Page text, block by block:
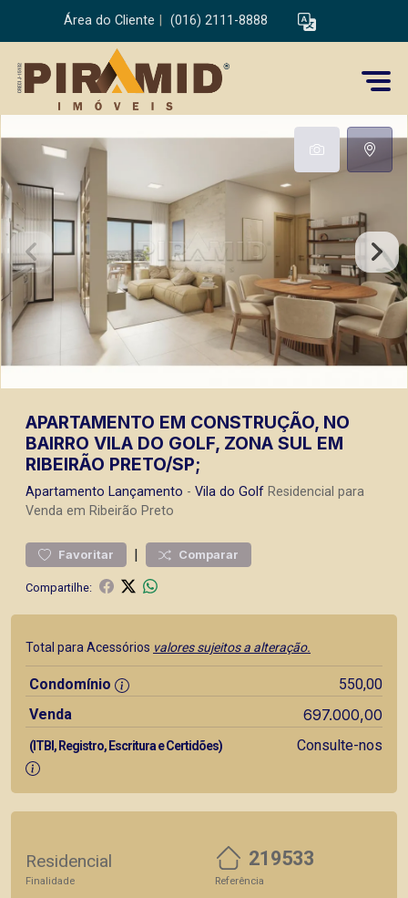
Área do Cliente (016) 2111-8888
APARTAMENTO EM CONSTRUÇÃO, NO
BAIRRO VILA DO GOLF, ZONA SUL EM
RIBEIRÃO PRETO/SP;
Apartamento Lançamento - Vila do Golf Residencial para
Venda em Ribeirão Preto
Favoritar | Comparar
Compartilhe:
Total para Acessórios valores sujeitos a alteração.
Condomínio
550,00
Venda
697.000,00
(ITBI, Registro, Escritura e Certidões) Consulte-nos
Residencial
Finalidade
219533
Referência